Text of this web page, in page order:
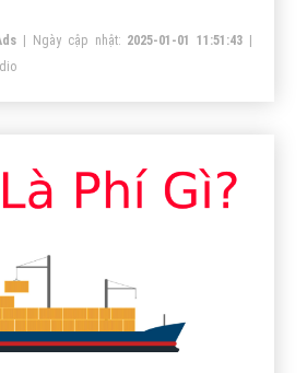
| Ngày cập nhật: 2025-01-01 11:51:43 |